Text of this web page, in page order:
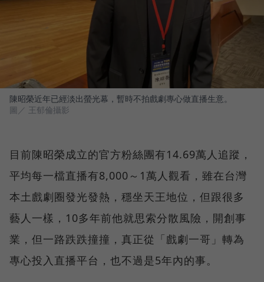
陳昭榮近年已經淡出螢光幕，暫時不拍戲劇專心做直播生意。
圖／ 王郁倫攝影
目前陳昭榮成立的官方粉絲團有14.69萬人追蹤，
平均每一檔直播有8,000～1萬人觀看，雖在台灣
本土戲劇圈發光發熱，穩坐天王地位，但跟很多
藝人一樣，10多年前他就思索分散風險，開創事
業，但一路跌跌撞撞，真正從「戲劇一哥」轉為
專心投入直播平台，也不過是5年內的事。